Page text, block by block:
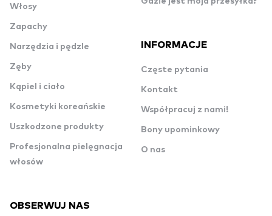
Włosy
Zapachy
Narzędzia i pędzle
Zęby
Kąpiel i ciało
Kosmetyki koreańskie
Uszkodzone produkty
Profesjonalna pielęgnacja
włosów
INFORMACJE
Częste pytania
Kontakt
Współpracuj z nami!
Bony upominkowy
O nas
OBSERWUJ NAS